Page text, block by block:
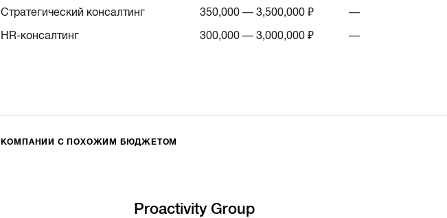
Стратегический консалтинг 350,000 — 3,500,000 ₽
—
HR-консалтинг
300,000 — 3,000,000 ₽ —
КОМПАНИИ С ПОХОЖИМ БЮДЖЕТОМ
Proactivity Group